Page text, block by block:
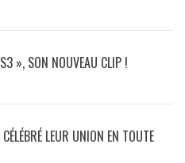
», SON NOUVEAU CLIP !
LEUR UNION EN TOUTE